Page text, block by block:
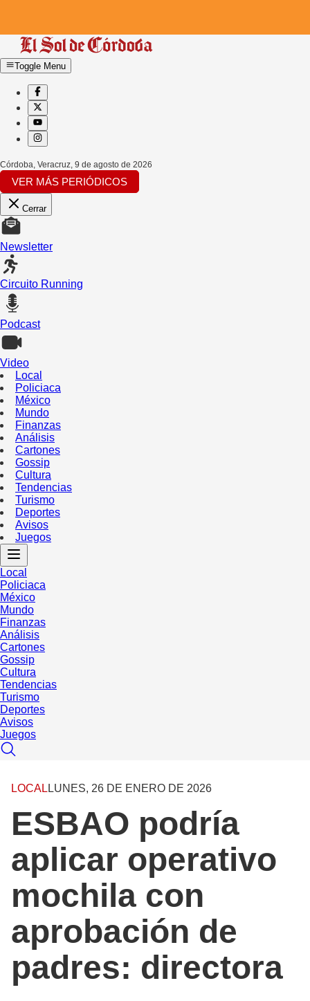
Toggle Menu
Córdoba, Veracruz 9 de agosto de 2026
VER MÁS PERIÓDICOS
Cerrar
Newsletter
Circuito Running
Podcast
Video
Local
Policiaca
México
Mundo
Finanzas
Análisis
Cartones
Gossip
Cultura
Tendencias
Turismo
Deportes
Avisos
Juegos
Local
Policiaca
México
Mundo
Finanzas
Análisis
Cartones
Gossip
Cultura
Tendencias
Turismo
Deportes
Avisos
Juegos
LOCAL LUNES, 26 DE ENERO DE 2026
ESBAO podría
aplicar operativo
mochila con
aprobación de
padres: directora